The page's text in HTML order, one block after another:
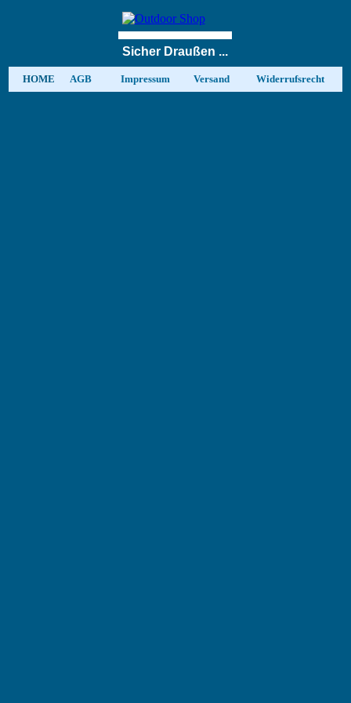
Sicher Draußen ...
HOME AGB Impressum Versand Widerrufsrecht